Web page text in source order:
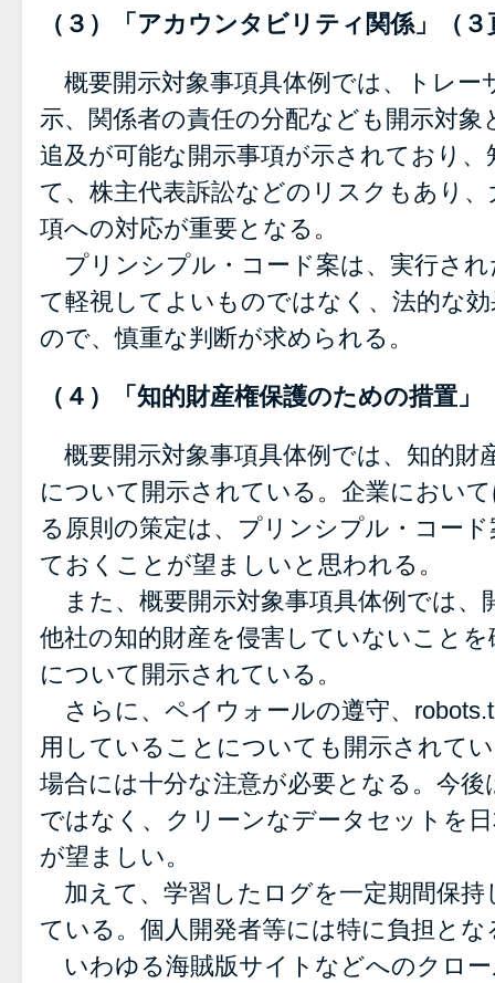
（３）「アカウンタビリティ関係」（
概要開示対象事項具体例では、トレー
示、関係者の責任の分配なども開示対
追及が可能な開示事項が示されており
て、株主代表訴訟などのリスクもあり
項への対応が重要となる。
プリンシプル・コード案は、実行され
て軽視してよいものではなく、法的な
ので、慎重な判断が求められる。
（４）「知的財産権保護のための措置
概要開示対象事項具体例では、知的財
について開示されている。企業におい
る原則の策定は、プリンシプル・コー
ておくことが望ましいと思われる。
また、概要開示対象事項具体例では、
他社の知的財産を侵害していないこと
について開示されている。
さらに、ペイウォールの遵守、
用していることについても開示されて
場合には十分な注意が必要となる。今
ではなく、クリーンなデータセットを
が望ましい。
加えて、学習したログを一定期間保
ている。個人開発者等には特に負担と
いわゆる海賊版サイトなどへのクロ